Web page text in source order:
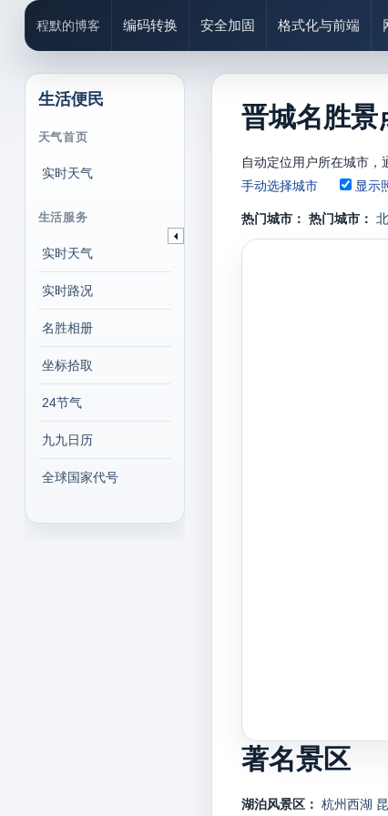
程默的博客 编码转换 安全加固 格式化与前端
生活便民
天气首页
实时天气
生活服务
实时天气
实时路况
名胜相册
坐标拾取
24节气
九九日历
全球国家代号
晋城名胜景
自动定位用户所在城市，
手动选择城市
显示
热门城市： 热门城市：
著名景区
湖泊风景区： 杭州西湖